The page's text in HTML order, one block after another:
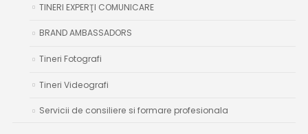
TINERI EXPERŢI COMUNICARE
BRAND AMBASSADORS
Tineri Fotografi
Tineri Videografi
Servicii de consiliere si formare profesionala